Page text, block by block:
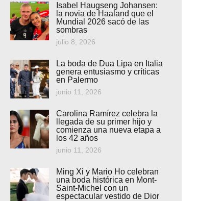
Isabel Haugseng Johansen:
la novia de Haaland que el
Mundial 2026 sacó de las
sombras
julio 8, 2026
La boda de Dua Lipa en Italia
genera entusiasmo y críticas
en Palermo
junio 11, 2026
Carolina Ramírez celebra la
llegada de su primer hijo y
comienza una nueva etapa a
los 42 años
junio 11, 2026
Ming Xi y Mario Ho celebran
una boda histórica en Mont-
Saint-Michel con un
espectacular vestido de Dior